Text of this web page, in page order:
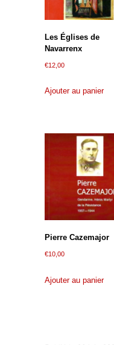
Les Églises de
Navarrenx
€12,00
Ajouter au panier
Pierre Cazemajor
€10,00
Ajouter au panier